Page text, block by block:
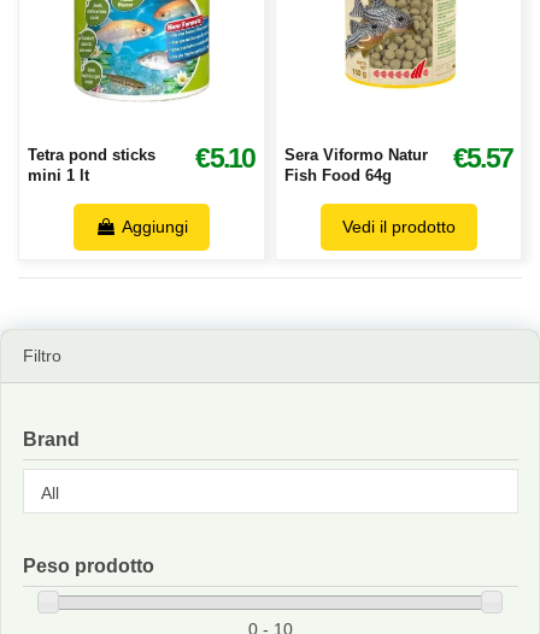
Tetra pond sticks
mini 1 lt
€5.10
Aggiungi
Sera Viformo Natur
Fish Food 64g
€5.57
Vedi il prodotto
Filtro
Brand
Peso prodotto
0 - 10